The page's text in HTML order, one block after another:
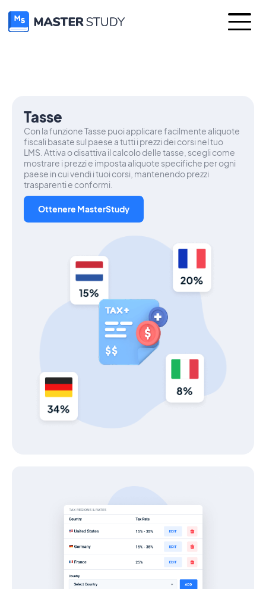
Tasse
Con la funzione Tasse puoi applicare facilmente aliquote
fiscali basate sul paese a tutti i prezzi dei corsi nel tuo
LMS. Attiva o disattiva il calcolo delle tasse, scegli come
mostrare i prezzi e imposta aliquote specifiche per ogni
paese in cui vendi i tuoi corsi, mantenendo prezzi
trasparenti e conformi.
Ottenere MasterStudy